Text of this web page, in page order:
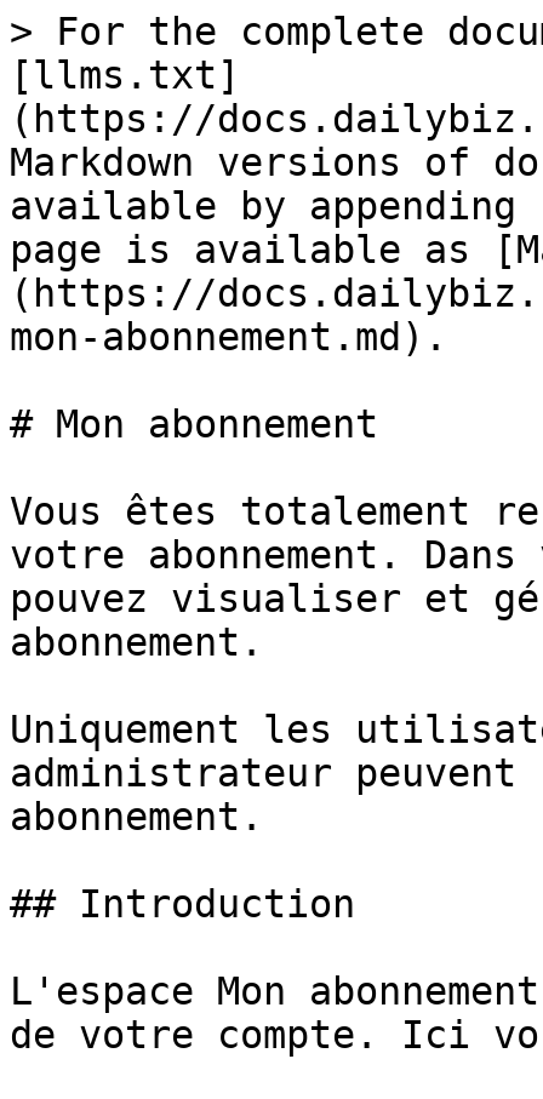
> For the complete
[llms.txt]
(https://
Markdown versions of
available by
page is available as
(https://
mon-abonnement.md).
# Mon abonnement
Vous êtes totalement
votre abonnement.
pouvez visualiser et
abonnement.
Uniquement les
administrateur peuvent
abonnement.
## Introduction
L'espace Mon
de votre compte. Ici